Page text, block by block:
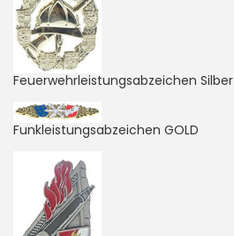
Feuerwehrleistungsabzeichen Silber
Funkleistungsabzeichen GOLD